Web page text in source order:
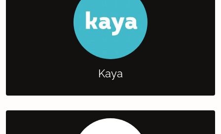
Kaya